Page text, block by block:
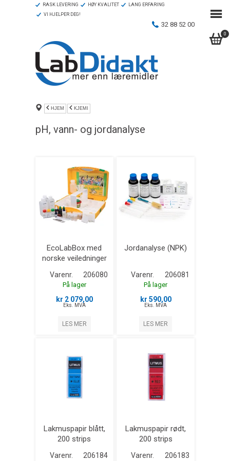
0
RASK LEVERING HØY KVALITET
LANG ERFARING
VI HJELPER DEG!
32 88 52 00
HJEM KJEMI
pH, vann- og jordanalyse
EcoLabBox med
norske veiledninger
Varenr. 206080
På lager
kr 2 079,00
Eks. MVA
LES MER
Jordanalyse (NPK)
Varenr. 206081
På lager
kr 590,00
Eks. MVA
LES MER
Lakmuspapir blått,
200 strips
Varenr. 206184
Lakmuspapir rødt,
200 strips
Varenr. 206183